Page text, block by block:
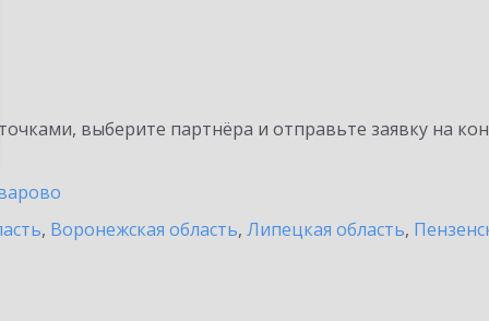
выберите партнёра и отправьте заявку на
, Воронежская область, Липецкая область,